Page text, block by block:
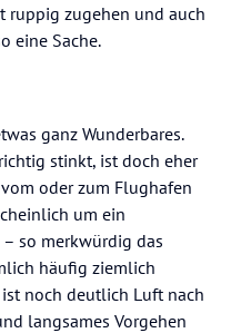
ruppig zugehen und auch
eine Sache.
ganz Wunderbares.
stinkt, ist doch eher
oder zum Flughafen
um ein
so merkwürdig das
häufig ziemlich
noch deutlich Luft nach
langsames Vorgehen